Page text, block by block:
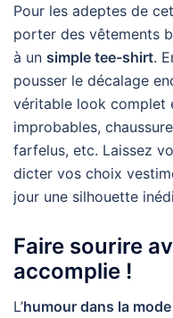
Pour les adeptes de
porter des vêtements
à un simple tee-shirt.
pousser le décalage
véritable look complet
improbables,
farfelus, etc. Laissez
dicter vos choix
jour une silhouette
Faire sourire
accomplie !
L’humour dans la mode